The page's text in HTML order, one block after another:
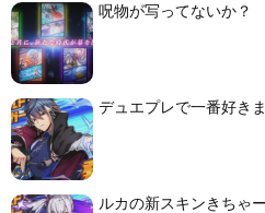
呪物が写ってないか？
デュエプレで一番好き
ルカの新スキンきちゃー